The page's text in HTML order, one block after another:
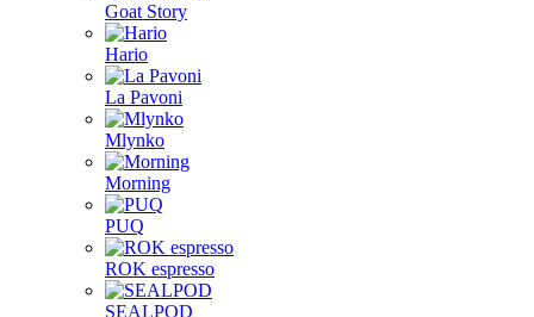
Goat Story
Hario
La Pavoni
Mlynko
Morning
PUQ
ROK espresso
SEALPOD